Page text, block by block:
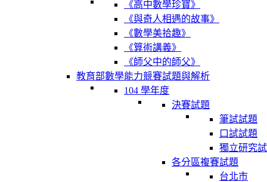
《高中數學珍寶》
《與奇人相遇的故事》
《數學美拾趣》
《算術講義》
《師父中的師父》
教育部數學能力競賽試題與解析
104 學年度
決賽試題
筆試試題
口試試題
獨立研究
各分區複賽試題
台北市